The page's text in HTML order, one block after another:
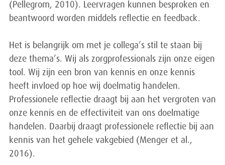
(Pellegrom, 2010). Leervragen kunnen besproken en
beantwoord worden middels reflectie en feedback.
Het is belangrijk om met je collega’s stil te staan bij
deze thema’s. Wij als zorgprofessionals zijn onze eigen
tool. Wij zijn een bron van kennis en onze kennis
heeft invloed op hoe wij doelmatig handelen.
Professionele reflectie draagt bij aan het vergroten van
onze kennis en de effectiviteit van ons doelmatige
handelen. Daarbij draagt professionele reflectie bij aan
kennis van het gehele vakgebied (Menger et al.,
2016).